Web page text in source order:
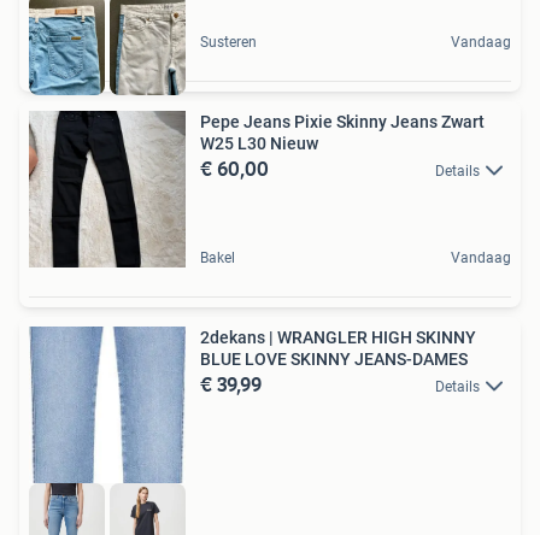
Susteren Vandaag
Pepe Jeans Pixie Skinny Jeans Zwart
W25 L30 Nieuw
€ 60,00 Details
Bakel Vandaag
2dekans | WRANGLER HIGH SKINNY
BLUE LOVE SKINNY JEANS-DAMES
€ 39,99 Details